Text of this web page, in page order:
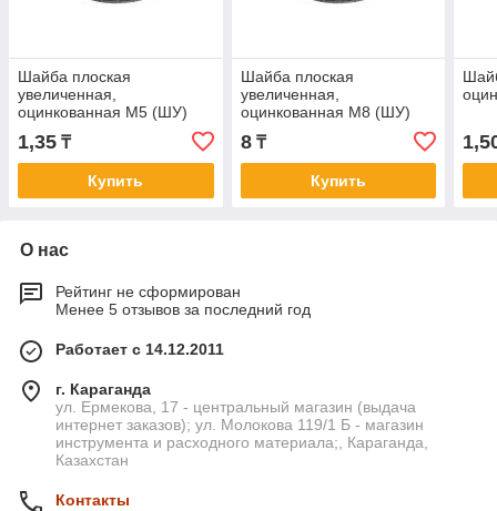
Шайба плоская
увеличенная,
оцинкованная М5 (ШУ)
1,35 ₸
Купить
Шайба плоская
увеличенная,
оцинкованная М8 (ШУ)
8₸
Купить
О нас
Рейтинг не сформирован
Менее 5 отзывов за последний год
Работает с 14.12.2011
г. Караганда
ул. Ермекова, 17 - центральный магазин (выдача
интернет заказов); ул. Молокова 119/1 Б - магазин
инструмента и расходного материала;, Караганда,
Казахстан
Контакты